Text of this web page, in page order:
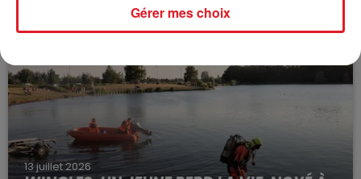
Selon les premiers éléments, le logement servait
à des prostituées
13 juillet 2026
Gérer mes choix